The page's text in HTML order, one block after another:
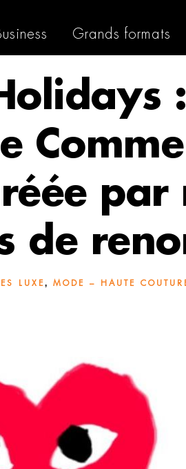
Grands formats
par
de
LUXE, MODE – HAUTE